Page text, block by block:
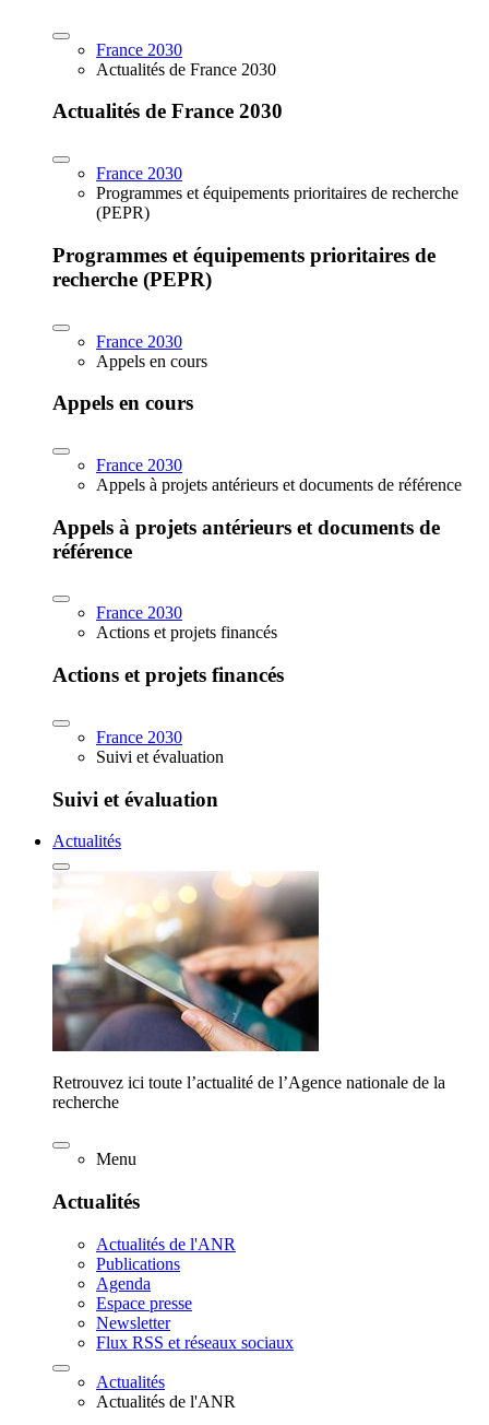
France 2030
Actualités de France 2030
Actualités de France 2030
France 2030
Programmes et équipements prioritaires de recherche
(PEPR)
Programmes et équipements prioritaires de
recherche (PEPR)
France 2030
Appels en cours
Appels en cours
France 2030
Appels à projets antérieurs et documents de référence
Appels à projets antérieurs et documents de
référence
France 2030
Actions et projets financés
Actions et projets financés
France 2030
Suivi et évaluation
Suivi et évaluation
Actualités
Retrouvez ici toute l’actualité de l’Agence nationale de la
recherche
Menu
Actualités
Actualités de l'ANR
Publications
Agenda
Espace presse
Newsletter
Flux RSS et réseaux sociaux
Actualités
Actualités de l'ANR